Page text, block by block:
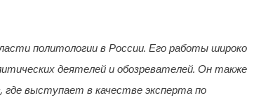
политологии в России. Его работы широко
деятелей и обозревателей. Он также
выступает в качестве эксперта по